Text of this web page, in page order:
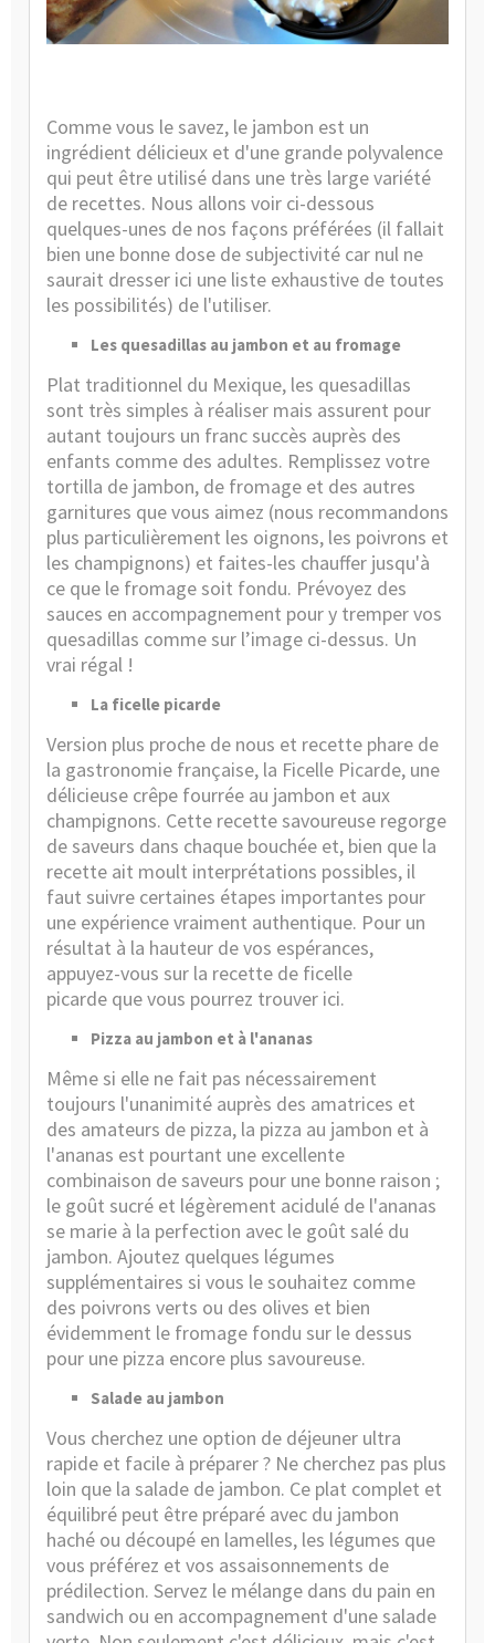
Comme vous le savez, le jambon est un
ingrédient délicieux et d'une grande polyvalence
qui peut être utilisé dans une très large variété
de recettes. Nous allons voir ci-dessous
quelques-unes de nos façons préférées (il fallait
bien une bonne dose de subjectivité car nul ne
saurait dresser ici une liste exhaustive de toutes
les possibilités) de l'utiliser.
Les quesadillas au jambon et au fromage
Plat traditionnel du Mexique, les quesadillas
sont très simples à réaliser mais assurent pour
autant toujours un franc succès auprès des
enfants comme des adultes. Remplissez votre
tortilla de jambon, de fromage et des autres
garnitures que vous aimez (nous recommandons
plus particulièrement les oignons, les poivrons et
les champignons) et faites-les chauffer jusqu'à
ce que le fromage soit fondu. Prévoyez des
sauces en accompagnement pour y tremper vos
quesadillas comme sur l’image ci-dessus. Un
vrai régal !
La ficelle picarde
Version plus proche de nous et recette phare de
la gastronomie française, la Ficelle Picarde, une
délicieuse crêpe fourrée au jambon et aux
champignons. Cette recette savoureuse regorge
de saveurs dans chaque bouchée et, bien que la
recette ait moult interprétations possibles, il
faut suivre certaines étapes importantes pour
une expérience vraiment authentique. Pour un
résultat à la hauteur de vos espérances,
appuyez-vous sur la recette de ficelle
picarde que vous pourrez trouver ici.
Pizza au jambon et à l'ananas
Même si elle ne fait pas nécessairement
toujours l'unanimité auprès des amatrices et
des amateurs de pizza, la pizza au jambon et à
l'ananas est pourtant une excellente
combinaison de saveurs pour une bonne raison ;
le goût sucré et légèrement acidulé de l'ananas
se marie à la perfection avec le goût salé du
jambon. Ajoutez quelques légumes
supplémentaires si vous le souhaitez comme
des poivrons verts ou des olives et bien
évidemment le fromage fondu sur le dessus
pour une pizza encore plus savoureuse.
Salade au jambon
Vous cherchez une option de déjeuner ultra
rapide et facile à préparer ? Ne cherchez pas plus
loin que la salade de jambon. Ce plat complet et
équilibré peut être préparé avec du jambon
haché ou découpé en lamelles, les légumes que
vous préférez et vos assaisonnements de
prédilection. Servez le mélange dans du pain en
sandwich ou en accompagnement d'une salade